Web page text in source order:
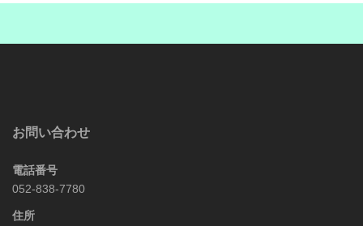
お問い合わせ
電話番号
052-838-7780
住所